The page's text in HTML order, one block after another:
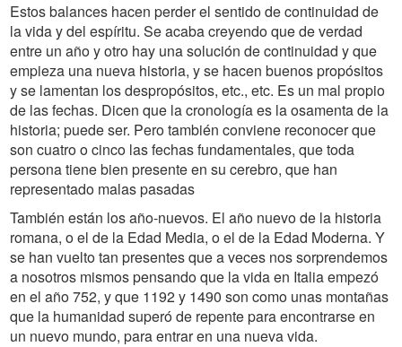
Estos balances hacen perder el sentido de continuidad de
la vida y del espíritu. Se acaba creyendo que de verdad
entre un año y otro hay una solución de continuidad y que
empieza una nueva historia, y se hacen buenos propósitos
y se lamentan los despropósitos, etc., etc. Es un mal propio
de las fechas. Dicen que la cronología es la osamenta de la
historia; puede ser. Pero también conviene reconocer que
son cuatro o cinco las fechas fundamentales, que toda
persona tiene bien presente en su cerebro, que han
representado malas pasadas
También están los año-nuevos. El año nuevo de la historia
romana, o el de la Edad Media, o el de la Edad Moderna. Y
se han vuelto tan presentes que a veces nos sorprendemos
a nosotros mismos pensando que la vida en Italia empezó
en el año 752, y que 1192 y 1490 son como unas montañas
que la humanidad superó de repente para encontrarse en
un nuevo mundo, para entrar en una nueva vida.